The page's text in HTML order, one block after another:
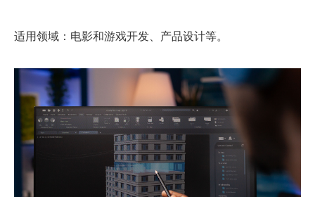
适用领域：电影和游戏开发、产品设计等。